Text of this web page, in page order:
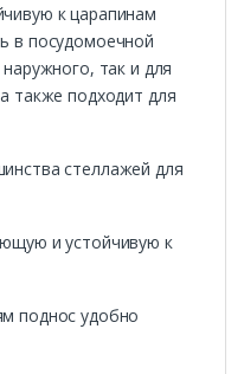
к царапинам
в посудомоечной
так и для
также подходит для
стеллажей для
и устойчивую к
поднос удобно